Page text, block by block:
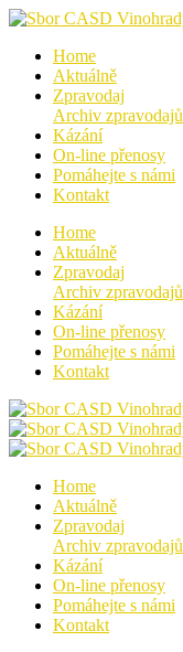
Home
Aktuálně
Zpravodaj
Archiv zpravodajů
Kázání
On-line přenosy
Pomáhejte s námi
Kontakt
Home
Aktuálně
Zpravodaj
Archiv zpravodajů
Kázání
On-line přenosy
Pomáhejte s námi
Kontakt
Home
Aktuálně
Zpravodaj
Archiv zpravodajů
Kázání
On-line přenosy
Pomáhejte s námi
Kontakt